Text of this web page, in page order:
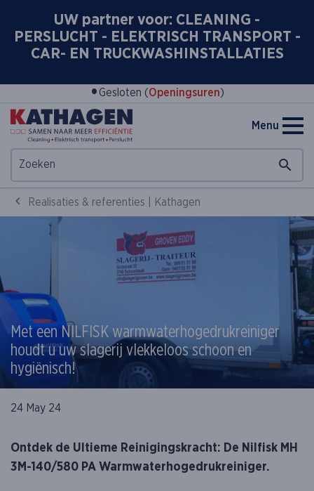
UW partner voor: CLEANING -
PERSLUCHT - ELEKTRISCH TRANSPORT -
CAR- EN TRUCKWASHINSTALLATIES
• Gesloten (Openingsuren)
Menu
Realisaties & referenties | Kathagen
Met een NILFISK warmwaterhogedrukreiniger
houdt u uw slagerij vlekkeloos schoon en
hygiënisch!
24 May 24
Ontdek de Ultieme Reinigingskracht: De Nilfisk MH
3M-140/580 PA Warmwaterhogedrukreiniger.